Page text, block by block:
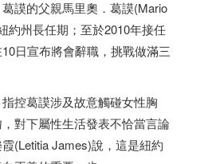
謨的父親馬里奧．葛謨(Mario
約州長任期；至於2010年接任
日宣布將會辭職，挑戰做滿三
控葛謨涉及故意觸碰女性胸
對下屬性生活發表不恰當言論
(Letitia James)說，這是紐約